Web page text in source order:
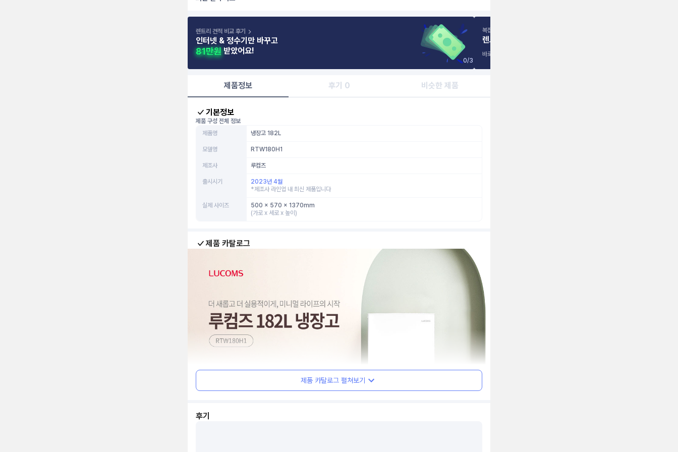
렌트리 견적 비교 후기
인터넷 & 정수기만 바꾸고
받았어요!
복잡하고 믿기 어려운 인터넷 가입,
렌트리
바로가기
0/3
제품정보 후기 0 비슷한 제품
기본정보
제품 구성 전체 정보
제품명
냉장고 182L
모델명 RTW180H1
제조사 루컴즈
출시시기
2023년 4월
*제조사 라인업 내 최신 제품입니다
실제 사이즈
500 x 570 x 1370mm
(가로 x 세로 x 높이)
제품 카탈로그
제품 카탈로그 펼쳐보기
후기